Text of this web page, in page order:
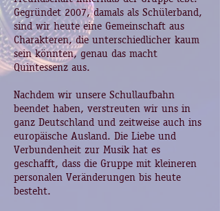
Gegründet 2007, damals als Schülerband,
sind wir heute eine Gemeinschaft aus
Charakteren, die unterschiedlicher kaum
sein könnten, genau das macht
Quintessenz aus.
Nachdem wir unsere Schullaufbahn
beendet haben, verstreuten wir uns in
ganz Deutschland und zeitweise auch ins
europäische Ausland. Die Liebe und
Verbundenheit zur Musik hat es
geschafft, dass die Gruppe mit kleineren
personalen Veränderungen bis heute
besteht.